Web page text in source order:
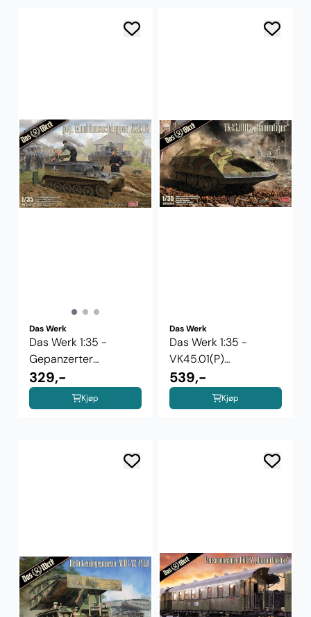
Das Werk
Das Werk 1:35 -
Gepanzerter
Munitionsschlepper ...
329,-
Kjøp
Das Werk
Das Werk 1:35 -
VK45.01(P)
Rammtiger
539,-
Kjøp